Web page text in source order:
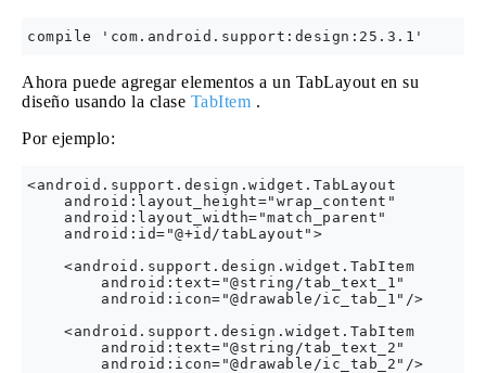
Ahora puede agregar elementos a un TabLayout en su
diseño usando la clase TabItem .
Por ejemplo:
<android.support.design.widget.TabLayout
    android:layout_height="wrap_content"
    android:layout_width="match_parent"
    android:id="@+id/tabLayout">
    <android.support.design.widget.TabItem
        android:text="@string/tab_text_1"
        android:icon="@drawable/ic_tab_1"/>
    <android.support.design.widget.TabItem
        android:text="@string/tab_text_2"
        android:icon="@drawable/ic_tab_2"/>